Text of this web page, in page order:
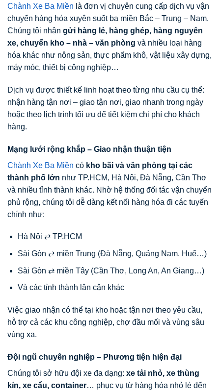
Chành Xe Ba Miền là đơn vị chuyên cung cấp dịch vụ vận
chuyển hàng hóa xuyên suốt ba miền Bắc – Trung – Nam.
Chúng tôi nhận gửi hàng lẻ, hàng ghép, hàng nguyên
xe, chuyển kho – nhà – văn phòng và nhiều loại hàng
hóa khác như nông sản, thực phẩm khô, vật liệu xây dựng,
máy móc, thiết bị công nghiệp…
Dịch vụ được thiết kế linh hoạt theo từng nhu cầu cụ thể:
nhận hàng tận nơi – giao tận nơi, giao nhanh trong ngày
hoặc theo lịch trình tối ưu để tiết kiệm chi phí cho khách
hàng.
Mạng lưới rộng khắp – Giao nhận thuận tiện
Chành Xe Ba Miền có kho bãi và văn phòng tại các
thành phố lớn như TP.HCM, Hà Nội, Đà Nẵng, Cần Thơ
và nhiều tỉnh thành khác. Nhờ hệ thống đối tác vận chuyển
phủ rộng, chúng tôi dễ dàng kết nối hàng hóa đi các tuyến
chính như:
Hà Nội ⇄ TP.HCM
Sài Gòn ⇄ miền Trung (Đà Nẵng, Quảng Nam, Huế…)
Sài Gòn ⇄ miền Tây (Cần Thơ, Long An, An Giang…)
Và các tỉnh thành lân cận khác
Việc giao nhận có thể tại kho hoặc tận nơi theo yêu cầu,
hỗ trợ cả các khu công nghiệp, chợ đầu mối và vùng sâu
vùng xa.
Đội ngũ chuyên nghiệp – Phương tiện hiện đại
Chúng tôi sở hữu đội xe đa dạng: xe tải nhỏ, xe thùng
kín, xe cẩu, container… phục vụ từ hàng hóa nhỏ lẻ đến